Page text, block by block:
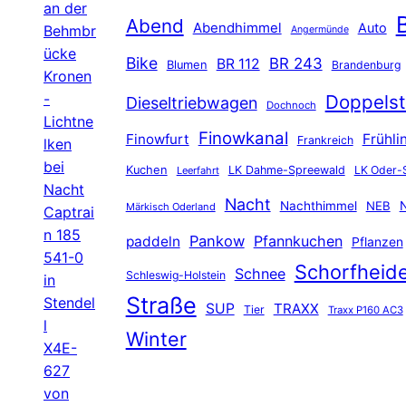
an der
Behmbr
ücke
Kronen
-
Lichtne
lken
bei
Nacht
Captrai
n 185
541-0
in
Stendel
l
X4E-
627
von
Abend Abendhimmel Angermünde Auto
Bike Blumen BR 112 BR 243 Brandenburg
Dieseltriebwagen Dochnoch
Finowfurt Finowkanal Frankreich
Kuchen Leerfahrt LK Dahme-Spreewald LK Oder-
Märkisch Oderland Nacht Nachthimmel NEB
paddeln Pankow Pfannkuchen Pflanzen
Schleswig-Holstein Schnee
Straße SUP Tier TRAXX Traxx P160 AC3
Winter